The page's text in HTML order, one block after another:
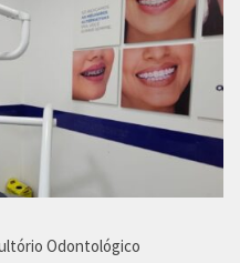
Odontológico